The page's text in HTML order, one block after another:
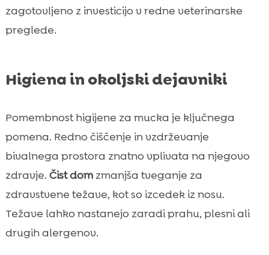
zagotovljeno z investicijo v redne veterinarske
preglede.
Higiena in okoljski dejavniki
Pomembnost higijene za mucka je ključnega
pomena. Redno čiščenje in vzdrževanje
bivalnega prostora znatno vplivata na njegovo
zdravje. Čist domzmanjša tveganje za
zdravstvene težave, kot so izcedek iz nosu.
Težave lahko nastanejo zaradi prahu, plesni ali
drugih alergenov.